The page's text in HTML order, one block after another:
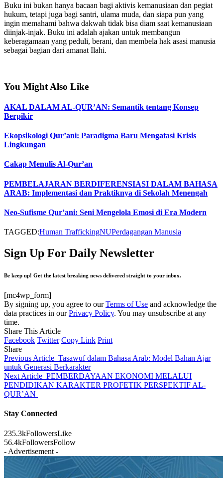
Buku ini bukan hanya bacaan bagi aktivis kemanusiaan dan pegiat
hukum, tetapi juga bagi santri, ulama muda, dan siapa pun yang
ingin memahami bahwa dakwah tidak bisa diam saat kemanusiaan
diinjak-injak. Buku ini adalah ajakan untuk membangun
keberagamaan yang peduli, berani, dan membela hak asasi manusia
sebagai bagian dari amanat Ilahi.
You Might Also Like
AKAL DALAM AL-QUR’AN: Semantik tentang Konsep
Berpikir
Ekopsikologi Qur’ani: Paradigma Baru Mengatasi Krisis
Lingkungan
Cakap Menulis Al-Qur’an
PEMBELAJARAN BERDIFERENSIASI DALAM BAHASA
ARAB: Implementasi dan Praktiknya di Sekolah Menengah
Neo-Sufisme Qur’ani: Seni Mengelola Emosi di Era Modern
TAGGED:Human TraffickingNUPerdagangan Manusia
Sign Up For Daily Newsletter
Be keep up! Get the latest breaking news delivered straight to your inbox.
[mc4wp_form]
By signing up, you agree to ourTerms of Use and acknowledge the
data practices in ourPrivacy Policy. You may unsubscribe at any
time.
Share This Article
Facebook Twitter Copy Link Print
Share
Previous Article Tasawuf dalam Bahasa Arab: Model Bahan Ajar
untuk Generasi Berkarakter
Next Article PEMBERDAYAAN EKONOMI MELALUI
PENDIDIKAN KARAKTER PROFETIK PERSPEKTIF AL-
QUR’AN
Stay Connected
235.3kFollowersLike
56.4kFollowersFollow
- Advertisement -